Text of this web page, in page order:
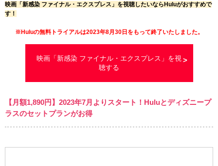
映画「新感染 ファイナル・エクスプレス」を視聴したいならHuluがおすすめで
す！
※Huluの無料トライアルは2023年8月30日をもって終了いたしました。
映画「新感染 ファイナル・エクスプレス」を視
聴する
【月額1,890円】2023年7月よりスタート！Huluとディズニープ
ラスのセットプランがお得